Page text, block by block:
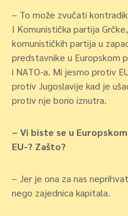
– To može zvučati
I Komunistička partija
komunističkih partija u
predstavnike u Europskom
i NATO-a. Mi jesmo protiv
protiv Jugoslavije kad je
protiv nje borio iznutra.
– Vi biste se u
EU-? Zašto?
– Jer je ona za nas
nego zajednica kapitala.